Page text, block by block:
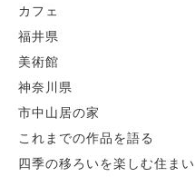
カフェ
福井県
美術館
神奈川県
市中山居の家
これまでの作品を語る
四季の移ろいを楽しむ住まい